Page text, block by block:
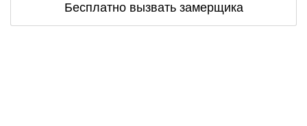
Бесплатно вызвать замерщика